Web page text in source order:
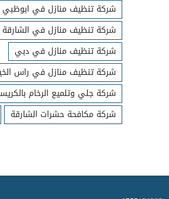
شركة تنظيف منازل في ابوظبي
شركة تنظيف منازل في الشارقة
شركة تنظيف منازل في دبي
شركة تنظيف منازل في راس
شركة جلي وتلميع الرخام
شركة مكافحة حشرات الشارقة